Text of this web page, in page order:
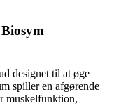
designet til at øge
spiller en afgørende
muskelfunktion,